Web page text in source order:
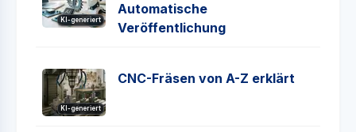
KI-generiert
Automatische
Veröffentlichung
KI-generiert
CNC-Fräsen von A-Z erklärt